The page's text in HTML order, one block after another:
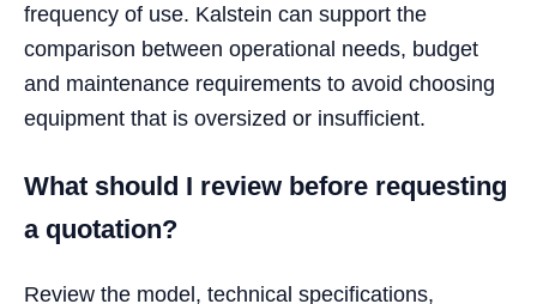
frequency of use. Kalstein can support the
comparison between operational needs, budget
and maintenance requirements to avoid choosing
equipment that is oversized or insufficient.
What should I review before requesting
a quotation?
Review the model, technical specifications,